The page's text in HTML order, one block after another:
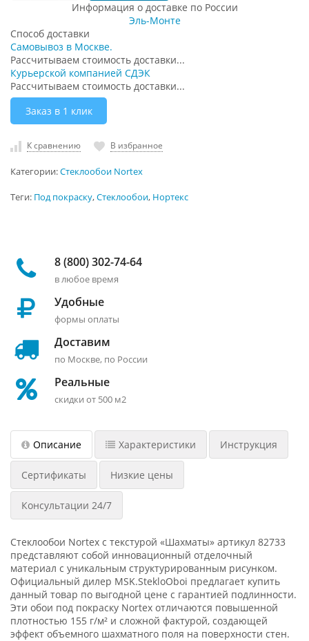
Информация о доставке по России
Эль-Монте
Способ доставки
Самовывоз в Москве.
Рассчитываем стоимость доставки...
Курьерской компанией СДЭК
Рассчитываем стоимость доставки...
Заказ в 1 клик
К сравнению В избранное
Категории:Стеклообои Nortex
Теги: Под покраску,Стеклообои, Нортекс
8 (800) 302-74-64
в любое время
Удобные
формы оплаты
Доставим
по Москве, по России
Реальные
скидки от 500 м2
Описание Характеристики Инструкция
Сертификаты Низкие цены
Консультации 24/7
Стеклообои Nortex с текстурой «Шахматы» артикул 82733
представляют собой инновационный отделочный
материал с уникальным структурированным рисунком.
Официальный дилер MSK.StekloOboi предлагает купить
данный товар по выгодной цене с гарантией подлинности.
Эти обои под покраску Nortex отличаются повышенной
плотностью 155 г/м² и сложной фактурой, создающей
эффект объемного шахматного поля на поверхности стен.